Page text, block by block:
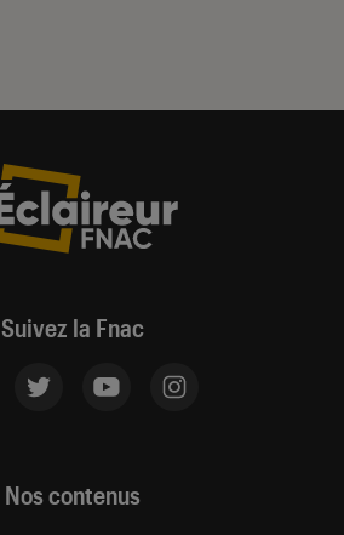
Suivez la Fnac
Nos contenus